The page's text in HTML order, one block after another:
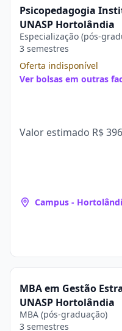
Psicopedagogia
UNASP Hortolândia
Especialização (pós-
3 semestres
Oferta indisponível
Ver bolsas em outras
Valor estimado R$
Campus - Hortolândia - Parque Ortolândia
MBA em Gestão
UNASP Hortolândia
MBA (pós-graduação)
3 semestres